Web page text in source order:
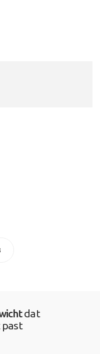
dat